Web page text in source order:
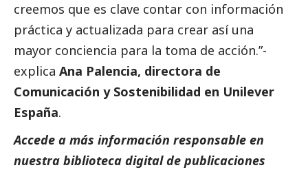
creemos que es clave contar con información
práctica y actualizada para crear así una
mayor conciencia para la toma de acción.”-
explica Ana Palencia, directora de
Comunicación y Sostenibilidad en Unilever
España.
Accede a más información responsable en
nuestra biblioteca digital de publicaciones